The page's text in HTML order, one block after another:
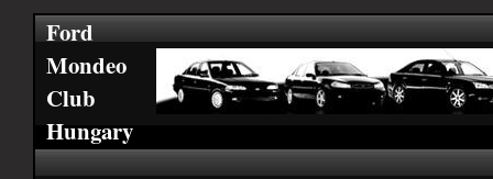
Ford
Mondeo
Club
Hungary